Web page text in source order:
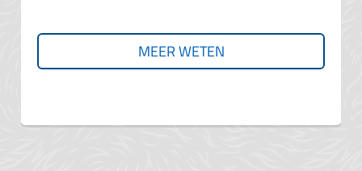
MEER WETEN